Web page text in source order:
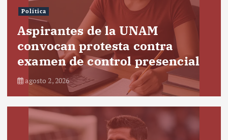
Política
Aspirantes de la UNAM
convocan protesta contra
examen de control presencial
agosto 2, 2026